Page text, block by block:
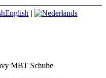
English |
MBT Schuhe